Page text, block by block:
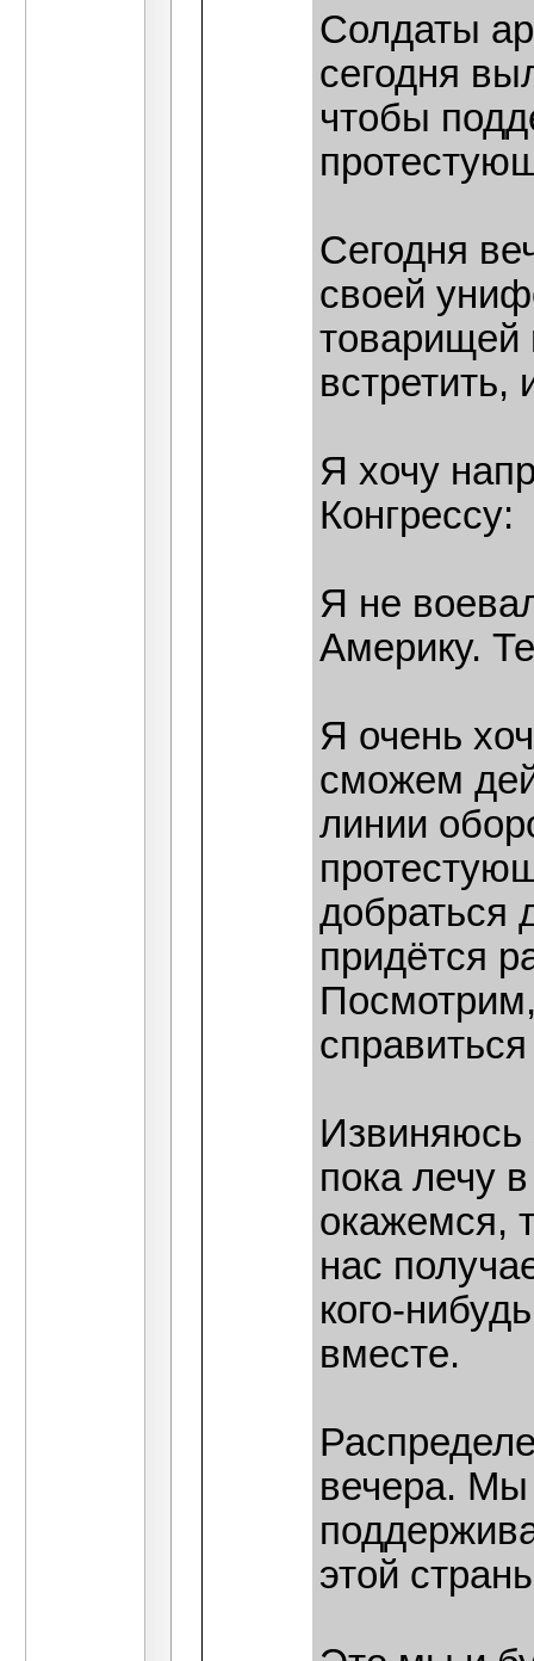
Солдаты
сегодня
чтобы
Сегодня
своей
товарищей
Я хочу
Конгрессу:
Я не
Америку.
Я очень
сможем
линии
добраться
придётся
пока лечу
окажемся,
нас
кого-
вместе.
вечера. Мы
этой